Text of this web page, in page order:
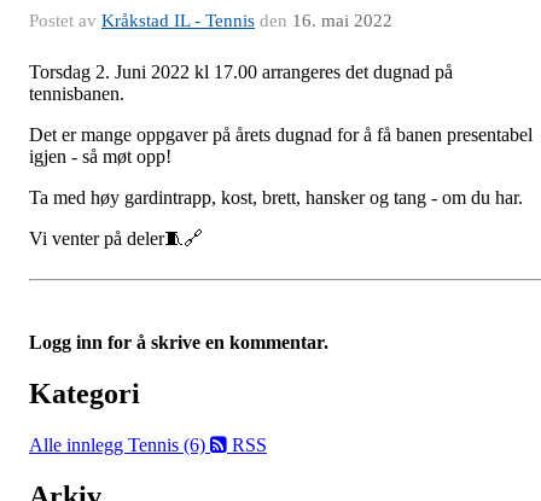
Postet av Kråkstad IL - Tennis den 16. mai 2022
Torsdag 2. Juni 2022 kl 17.00 arrangeres det dugnad på
tennisbanen.
Det er mange oppgaver på årets dugnad for å få banen presentabel
igjen - så møt opp!
Ta med høy gardintrapp, kost, brett, hansker og tang - om du har.
Vi venter på deler🧵🔗
Logg inn for å skrive en kommentar.
Kategori
Alle innlegg Tennis (6) RSS